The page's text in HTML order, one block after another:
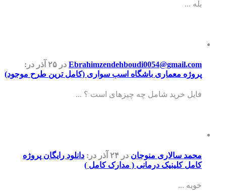
بله ...
Ebrahimzendehboudi0054@gmail.com در ۲۵ آذر
در:
پروژه معماری باشگاه اسب سواری (کامل ترین طرح موجود)
فایل خرید شامل چه چیزهای است ؟ ...
محمد سالاری منوجان در ۲۴ آذر در: دانلود رایگان پروژه
کامل کلینیک درمانی ( مدارک کامل )
خوبه ...